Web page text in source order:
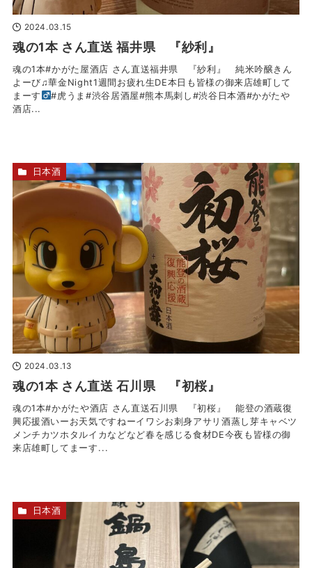
2024.03.15
魂の1本 さん直送 福井県 『紗利』
魂の1本#かがた屋酒店 さん直送福井県 『紗利』 純米吟醸きん
よーび♫華金Night1週間お疲れ生DE本日も皆様の御来店雄町して
まーす‍
#虎うま#渋谷居酒屋#熊本馬刺し#渋谷日本酒#かがたや
酒店...
2024.03.13
魂の1本 さん直送 石川県 『初桜』
魂の1本#かがたや酒店 さん直送石川県 『初桜』 能登の酒蔵復
興応援酒いーお天気ですねー️イワシお刺身アサリ酒蒸し芽キャベツ
メンチカツホタルイカなどなど春を感じる食材DE今夜も皆様の御
来店雄町してまーす‍...
日本酒
日本酒